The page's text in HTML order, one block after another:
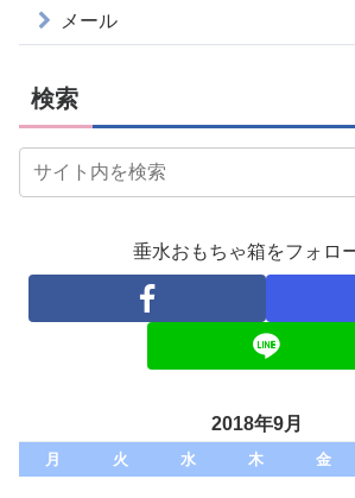
メール
検索
垂水おもちゃ箱をフォロ
2018年9月
月 火 水 木 金